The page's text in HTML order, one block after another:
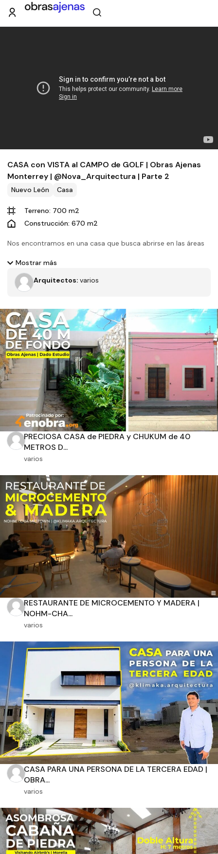
CASA con VISTA al CAMPO de GOLF | Obras Ajenas
Monterrey | @Nova_Arquitectura | Parte 2
Nuevo León Casa
Terreno: 700 m2
Construcción: 670 m2
Nos encontramos en una casa que busca abrirse en las áreas
sur-poniente una de las orientaciones donde el impacto solar
es más fuerte, en la materialidad encontraremos desde
Mostrar más
Arquitectos: varios
PRECIOSA CASA de PIEDRA y CHUKUM de 40
METROS D...
varios
RESTAURANTE DE MICROCEMENTO Y MADERA |
NOHM-CHA...
varios
CASA PARA UNA PERSONA DE LA TERCERA EDAD |
OBRA...
varios
Filtros
Tipo de obra Estado
Recamaras Baños
Dimensiones
m2 de construcción
m2 de terreno
Aplicar filtros